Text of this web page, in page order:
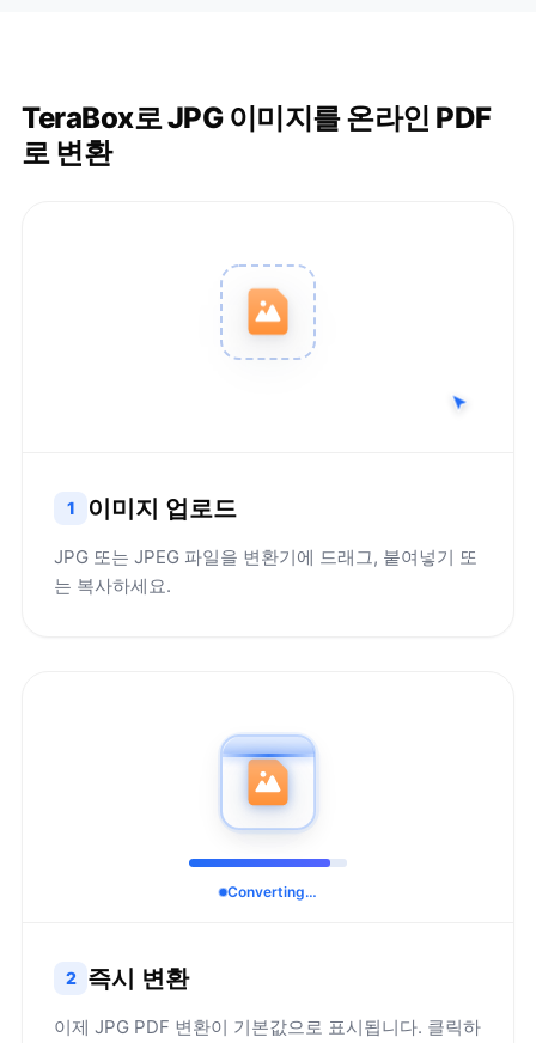
TeraBox로 JPG 이미지를 온라인 PDF
로 변환
1 이미지 업로드
JPG 또는 JPEG 파일을 변환기에 드래그, 붙여넣기 또
는 복사하세요.
Converting…
2 즉시 변환
이제 JPG PDF 변환이 기본값으로 표시됩니다. 클릭하